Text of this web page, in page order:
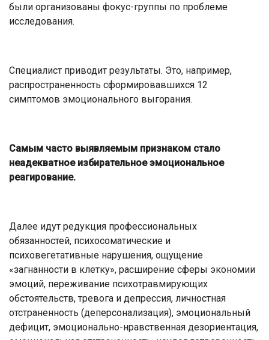
были организованы фокус-группы по проблеме
исследования.
Специалист приводит результаты. Это, например,
распространенность сформировавшихся 12
симптомов эмоционального выгорания.
Самым часто выявляемым признаком стало
неадекватное избирательное эмоциональное
реагирование.
Далее идут редукция профессиональных
обязанностей, психосоматические и
психовегетативные нарушения, ощущение
«загнанности в клетку», расширение сферы экономии
эмоций, переживание психотравмирующих
обстоятельств, тревога и депрессия, личностная
отстраненность (деперсонализация), эмоциональный
дефицит, эмоционально-нравственная дезориентация,